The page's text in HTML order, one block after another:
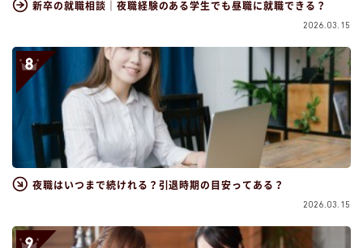
新卒の就職相談｜夜職経験のある学生でも昼職に就職できる？
2026.03.15
夜職はいつまで続けれる？引退時期の目安ってある？
2026.03.15